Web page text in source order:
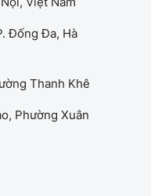
Đống Đa, Hà
Thanh Khê
Phường Xuân